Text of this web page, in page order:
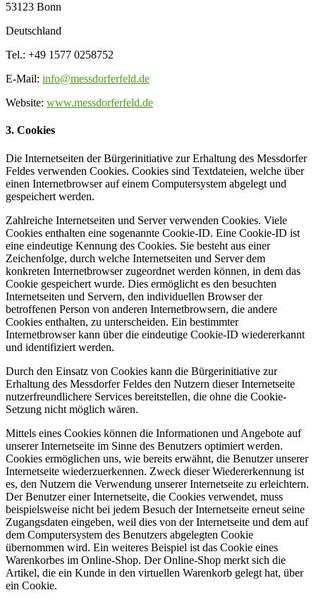
53123 Bonn
Deutschland
Tel.: +49 1577 0258752
E-Mail: info@messdorferfeld.de
Website: www.messdorferfeld.de
3. Cookies
Die Internetseiten der Bürgerinitiative zur Erhaltung des Messdorfer
Feldes verwenden Cookies. Cookies sind Textdateien, welche über
einen Internetbrowser auf einem Computersystem abgelegt und
gespeichert werden.
Zahlreiche Internetseiten und Server verwenden Cookies. Viele
Cookies enthalten eine sogenannte Cookie-ID. Eine Cookie-ID ist
eine eindeutige Kennung des Cookies. Sie besteht aus einer
Zeichenfolge, durch welche Internetseiten und Server dem
konkreten Internetbrowser zugeordnet werden können, in dem das
Cookie gespeichert wurde. Dies ermöglicht es den besuchten
Internetseiten und Servern, den individuellen Browser der
betroffenen Person von anderen Internetbrowsern, die andere
Cookies enthalten, zu unterscheiden. Ein bestimmter
Internetbrowser kann über die eindeutige Cookie-ID wiedererkannt
und identifiziert werden.
Durch den Einsatz von Cookies kann die Bürgerinitiative zur
Erhaltung des Messdorfer Feldes den Nutzern dieser Internetseite
nutzerfreundlichere Services bereitstellen, die ohne die Cookie-
Setzung nicht möglich wären.
Mittels eines Cookies können die Informationen und Angebote auf
unserer Internetseite im Sinne des Benutzers optimiert werden.
Cookies ermöglichen uns, wie bereits erwähnt, die Benutzer unserer
Internetseite wiederzuerkennen. Zweck dieser Wiedererkennung ist
es, den Nutzern die Verwendung unserer Internetseite zu erleichtern.
Der Benutzer einer Internetseite, die Cookies verwendet, muss
beispielsweise nicht bei jedem Besuch der Internetseite erneut seine
Zugangsdaten eingeben, weil dies von der Internetseite und dem auf
dem Computersystem des Benutzers abgelegten Cookie
übernommen wird. Ein weiteres Beispiel ist das Cookie eines
Warenkorbes im Online-Shop. Der Online-Shop merkt sich die
Artikel, die ein Kunde in den virtuellen Warenkorb gelegt hat, über
ein Cookie.